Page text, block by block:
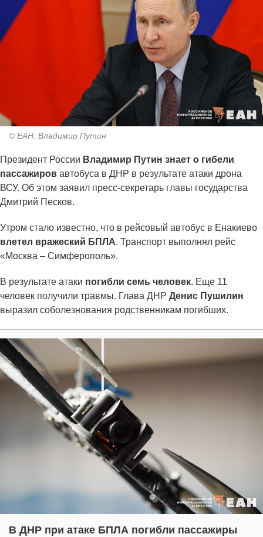
© ЕАН. Владимир Путин
Президент России Владимир Путин знает о гибели
пассажиров автобуса в ДНР в результате атаки дрона
ВСУ. Об этом заявил пресс-секретарь главы государства
Дмитрий Песков.
Утром стало известно, что в рейсовый автобус в Енакиево
влетел вражеский БПЛА. Транспорт выполнял рейс
«Москва – Симферополь».
В результате атаки погибли семь человек. Еще 11
человек получили травмы. Глава ДНР Денис Пушилин
выразил соболезнования родственникам погибших.
В ДНР при атаке БПЛА погибли пассажиры